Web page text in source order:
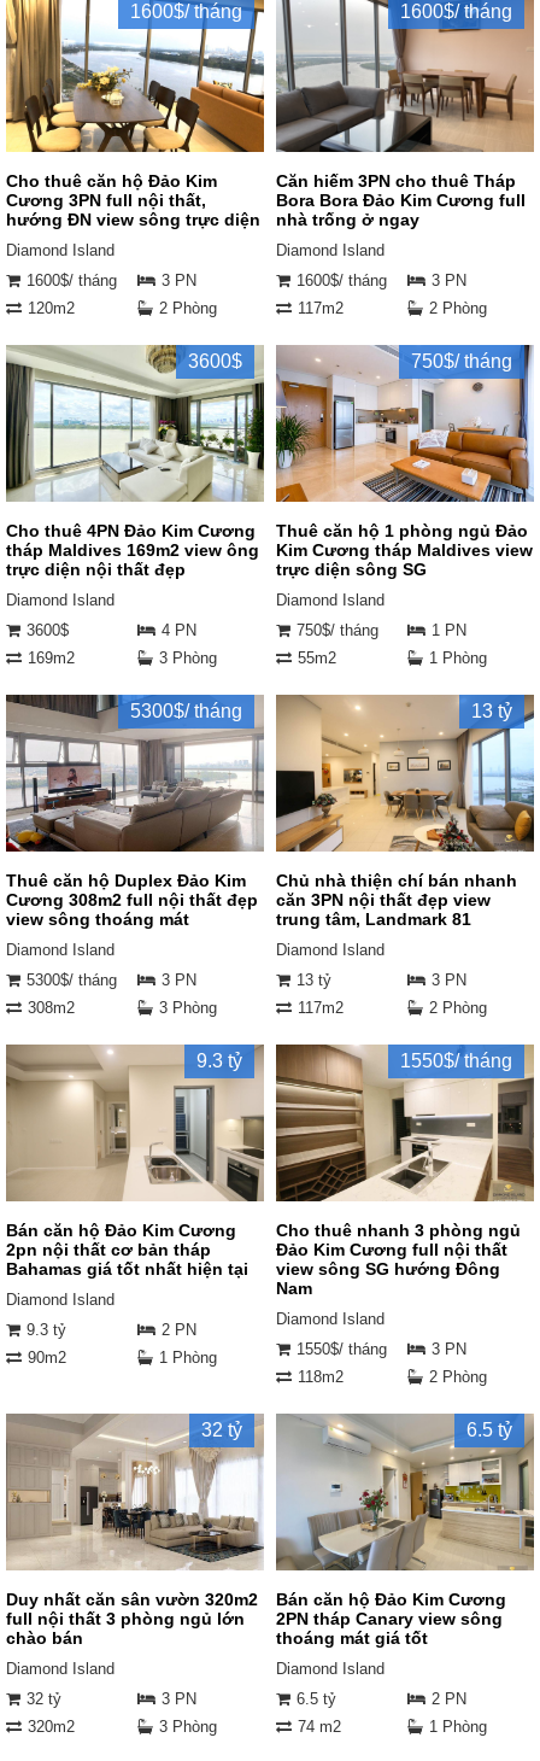
1600$/ tháng
Cho thuê căn hộ Đảo Kim
Cương 3PN full nội thất,
hướng ĐN view sông trực diện
Diamond Island
1600$/ tháng
3 PN
120m2
2 Phòng
1600$/ tháng
Căn hiếm 3PN cho thuê Tháp
Bora Bora Đảo Kim Cương full
nhà trống ở ngay
Diamond Island
1600$/ tháng
3 PN
117m2
2 Phòng
3600$
Cho thuê 4PN Đảo Kim Cương
tháp Maldives 169m2 view ông
trực diện nội thất đẹp
Diamond Island
3600$
4 PN
169m2
3 Phòng
750$/ tháng
Thuê căn hộ 1 phòng ngủ Đảo
Kim Cương tháp Maldives view
trực diện sông SG
Diamond Island
750$/ tháng
1 PN
55m2
1 Phòng
5300$/ tháng
Thuê căn hộ Duplex Đảo Kim
Cương 308m2 full nội thất đẹp
view sông thoáng mát
Diamond Island
5300$/ tháng
3 PN
308m2
3 Phòng
13 tỷ
Chủ nhà thiện chí bán nhanh
căn 3PN nội thất đẹp view
trung tâm, Landmark 81
Diamond Island
13 tỷ
3 PN
117m2
2 Phòng
9.3 tỷ
Bán căn hộ Đảo Kim Cương
2pn nội thất cơ bản tháp
Bahamas giá tốt nhất hiện tại
Diamond Island
9.3 tỷ
2 PN
90m2
1 Phòng
1550$/ tháng
Cho thuê nhanh 3 phòng ngủ
Đảo Kim Cương full nội thất
view sông SG hướng Đông
Nam
Diamond Island
1550$/ tháng
3 PN
118m2
2 Phòng
32 tỷ
Duy nhất căn sân vườn 320m2
full nội thất 3 phòng ngủ lớn
chào bán
Diamond Island
32 tỷ
3 PN
320m2
3 Phòng
6.5 tỷ
Bán căn hộ Đảo Kim Cương
2PN tháp Canary view sông
thoáng mát giá tốt
Diamond Island
6.5 tỷ
2 PN
74 m2
1 Phòng